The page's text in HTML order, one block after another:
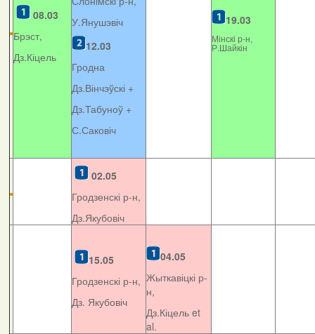
08.03
Брэст,
Дз.Кіцель
У.Янушэвіч
12.03
Гродна
Дз.Вінчэўскі +
Дз.Табуноў +
С.Саковіч
19.03
Мінскі р-н,
Р.Шайкін
02.05
Гродзенскі р-н,
Дз.Якубовіч
15.05
Гродзенскі р-н,
Дз. Якубовіч
04.05
Жыткавіцкі р-
н,
Дз.Кіцель et
al.